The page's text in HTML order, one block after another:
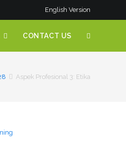
English Version
CONTACT US
Aspek Profesional 3: Etika